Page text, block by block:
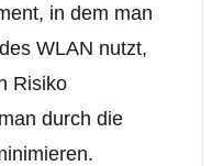
in dem man
WLAN nutzt,
Risiko
durch die